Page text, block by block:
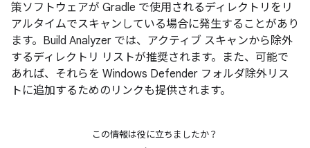
策ソフトウェアが Gradle で使用されるディレクトリをリ
アルタイムでスキャンしている場合に発生することがあり
ます。Build Analyzer では、アクティブ スキャンから除外
するディレクトリ リストが推奨されます。また、可能で
あれば、それらを Windows Defender フォルダ除外リス
トに追加するためのリンクも提供されます。
この情報は役に立ちましたか？